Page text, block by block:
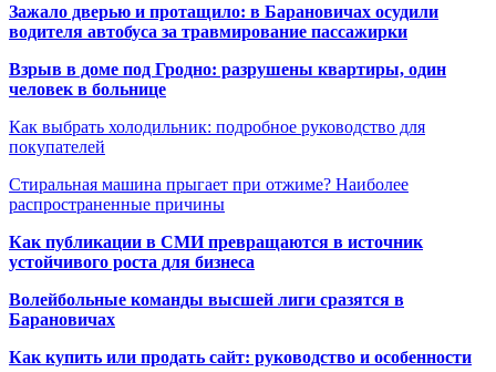
Зажало дверью и протащило: в Барановичах осудили
водителя автобуса за травмирование пассажирки
Взрыв в доме под Гродно: разрушены квартиры, один
человек в больнице
Как выбрать холодильник: подробное руководство для
покупателей
Стиральная машина прыгает при отжиме? Наиболее
распространенные причины
Как публикации в СМИ превращаются в источник
устойчивого роста для бизнеса
Волейбольные команды высшей лиги сразятся в
Барановичах
Как купить или продать сайт: руководство и особенности